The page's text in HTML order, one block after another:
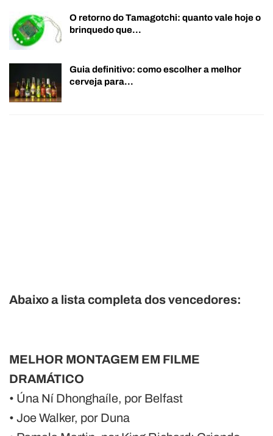
O retorno do Tamagotchi: quanto vale hoje o
brinquedo que…
Guia definitivo: como escolher a melhor
cerveja para…
Abaixo a lista completa dos vencedores:
MELHOR MONTAGEM EM FILME
DRAMÁTICO
• Úna Ní Dhonghaíle, por Belfast
• Joe Walker, por Duna